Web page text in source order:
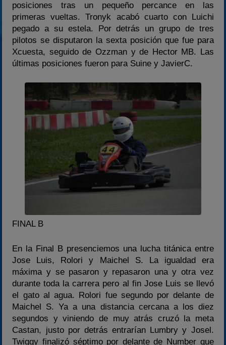
posiciones tras un pequeño percance en las
primeras vueltas. Tronyk acabó cuarto con Luichi
pegado a su estela. Por detrás un grupo de tres
pilotos se disputaron la sexta posición que fue para
Xcuesta, seguido de Ozzman y de Hector MB. Las
últimas posiciones fueron para Suine y JavierC.
FINAL B
En la Final B presenciemos una lucha titánica entre
Jose Luis, Rolori y Maichel S. La igualdad era
máxima y se pasaron y repasaron una y otra vez
durante toda la carrera pero al fin Jose Luis se llevó
el gato al agua. Rolori fue segundo por delante de
Maichel S. Ya a una distancia cercana a los diez
segundos y viniendo de muy atrás cruzó la meta
Castan, justo por detrás entrarían Lumbry y Josel.
Twiggy finalizó séptimo por delante de Number que